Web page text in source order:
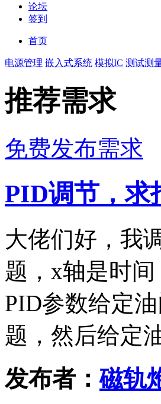
论坛
签到
首页
电源管理 嵌入式系统 模拟IC 测试测
推荐需求
免费发布需求
PID调节，求
大佬们好，我
题，x轴是时
PID参数给定
题，然后给定
发布者：磁轨